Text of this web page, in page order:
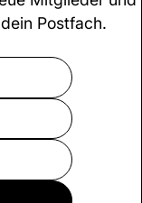
Postfach.